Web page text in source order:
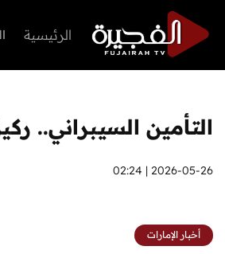
الرئيسية
التأمين السيبراني..
2026-05-26 | 02:24
أخبار الإمارات